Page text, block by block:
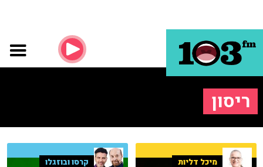
ריסון
מיכל דליות קרסו ובוזגלו